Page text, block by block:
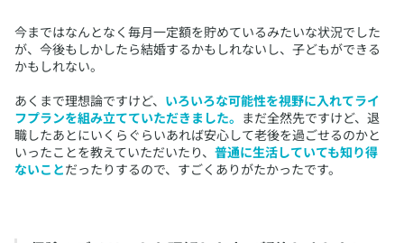
​今まではなんとなく毎月一定額を貯めているみたいな状況でした
が、今後もしかしたら結婚するかもしれないし、子どもができる
かもしれない。
あくまで理想論ですけど、 いろいろな可能性を視野に入れてライ
フプランを組み立てていただきました。 まだ全然先ですけど、退
職したあとにいくらぐらいあれば安心して老後を過ごせるのかと
いったことを教えていただいたり、 普通に生活していても知り得
ないことだったりするので、すごくありがたかったです。